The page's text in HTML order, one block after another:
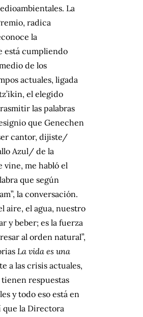
La
radica
la
está cumpliendo
de los
actuales, ligada
el elegido
las palabras
que Genechen
cantor, dijiste/
Azul/ de la
vine, me habló el
que según
la conversación.
aire, el agua, nuestro
y beber; es la fuerza
al orden natural”,
La vida es una
a las crisis actuales,
respuestas
y todo eso está en
que la Directora